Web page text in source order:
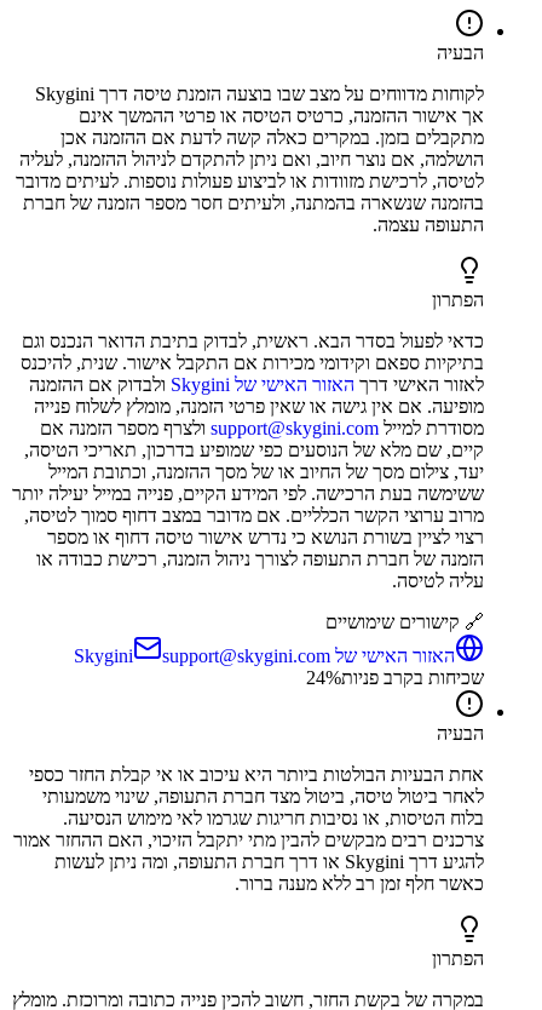
הבעיה
לקוחות מדווחים על מצב שבו בוצעה הזמנת טיסה דרך Skygini
אך אישור ההזמנה, כרטיס הטיסה או פרטי ההמשך אינם
מתקבלים בזמן. במקרים כאלה קשה לדעת אם ההזמנה אכן
הושלמה, אם נוצר חיוב, ואם ניתן להתקדם לניהול ההזמנה, לעליה
לטיסה, לרכישת מזוודות או לביצוע פעולות נוספות. לעיתים מדובר
בהזמנה שנשארה בהמתנה, ולעיתים חסר מספר הזמנה של חברת
התעופה עצמה.
הפתרון
כדאי לפעול בסדר הבא. ראשית, לבדוק בתיבת הדואר הנכנס וגם
בתיקיות ספאם וקידומי מכירות אם התקבל אישור. שנית, להיכנס
לאזור האישי דרך האזור האישי של Skygini
ולבדוק אם ההזמנה
מופיעה. אם אין גישה או שאין פרטי הזמנה, מומלץ לשלוח פנייה
מסודרת למייל support@skygini.com ולצרף מספר הזמנה אם
קיים, שם מלא של הנוסעים כפי שמופיע בדרכון, תאריכי הטיסה,
יעד, צילום מסך של החיוב או של מסך ההזמנה, וכתובת המייל
ששימשה בעת הרכישה. לפי המידע הקיים, פנייה במייל יעילה יותר
מרוב ערוצי הקשר הכלליים. אם מדובר במצב דחוף סמוך לטיסה,
רצוי לציין בשורת הנושא כי נדרש אישור טיסה דחוף או מספר
הזמנה של חברת התעופה לצורך ניהול הזמנה, רכישת כבודה או
עליה לטיסה.
🔗 קישורים שימושיים
האזור האישי של Skygini support@skygini.com
שכיחות בקרב פניות
24%
הבעיה
אחת הבעיות הבולטות ביותר היא עיכוב או אי קבלת החזר כספי
לאחר ביטול טיסה, ביטול מצד חברת התעופה, שינוי משמעותי
בלוח הטיסות, או נסיבות חריגות שגרמו לאי מימוש הנסיעה.
צרכנים רבים מבקשים להבין מתי יתקבל הזיכוי, האם ההחזר אמור
להגיע דרך Skygini או דרך חברת התעופה, ומה ניתן לעשות
כאשר חלף זמן רב ללא מענה ברור.
הפתרון
במקרה של בקשת החזר, חשוב להכין פנייה כתובה ומרוכזת. מומלץ